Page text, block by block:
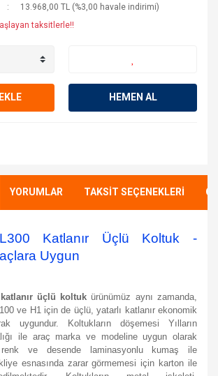
13.968,00 TL (%3,00 havale indirimi)
taksitlerle!!
HEMEN AL
YORUMLAR TAKSİT SEÇENEKLERİ
Katlanır Üçlü Koltuk -
Uygun
üçlü koltuk ürünümüz aynı zamanda,
ve H1 için de üçlü, yatarlı katlanır ekonomik
uygundur.
Koltukların döşemesi Yılların
ile araç marka ve modeline uygun olarak
renk ve desende laminasyonlu kumaş ile
esnasında zarar görmemesi için karton ile